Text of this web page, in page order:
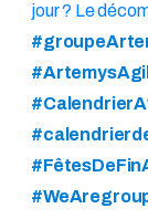
jour ? Le